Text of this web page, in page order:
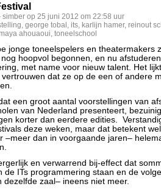
op 25 juni 2012 om 22:58 uur
, george tobal , its, karlijn hamer, reinout
ahouaoui, toneelschool
jonge toneelspelers en theatermakers
hoopvol begonnen, en nu
met name voor nieuw talent. Het
dat ze op de een of andere
een groot aantal voorstellingen van
van Nederland presenteert,
korter dan eerdere edities.
deze weken, maar dat betekent
–meer dan in voorgaande jaren–
en verwarrend bij-effect dat
de ITs programmering staan en de
dezelfde zaal– ineens niet meer.